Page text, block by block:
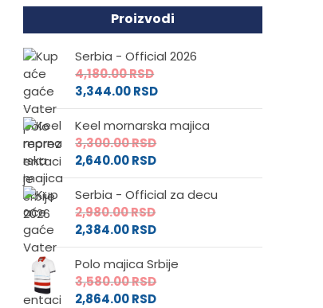
Proizvodi
Serbia - Official 2026
4,180.00RSD
3,344.00RSD
Keel mornarska majica
3,300.00RSD
2,640.00RSD
Serbia - Official za decu
2,980.00RSD
2,384.00RSD
Polo majica Srbije
3,580.00RSD
2,864.00RSD